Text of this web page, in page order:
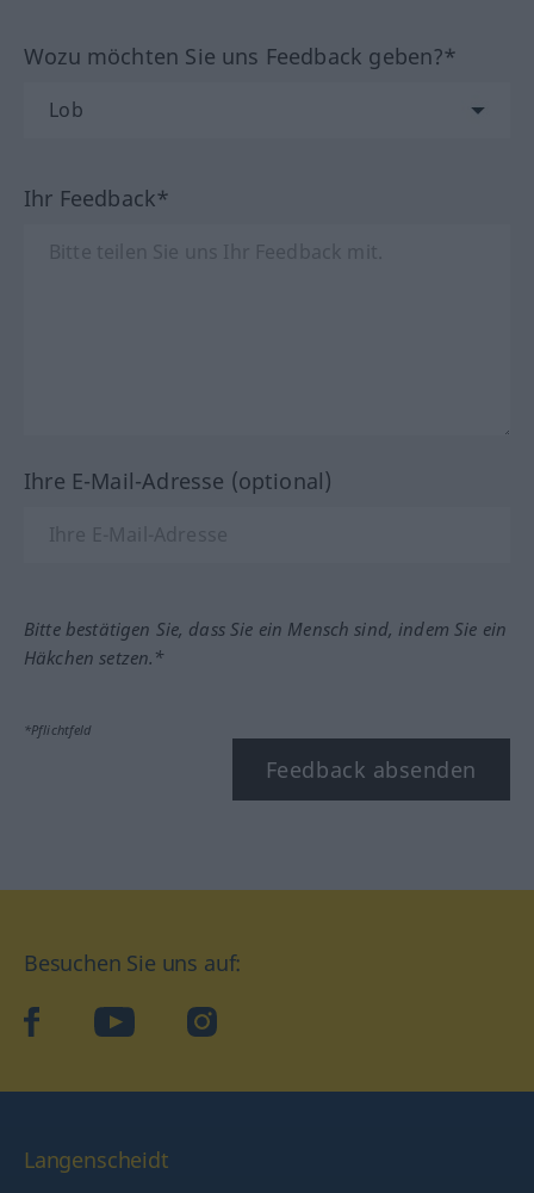
Wozu möchten Sie uns Feedback geben?*
Ihr Feedback*
Ihre E-Mail-Adresse (optional)
Bitte bestätigen Sie, dass Sie ein Mensch sind, indem Sie ein
Häkchen setzen.*
*Pflichtfeld
Feedback absenden
Besuchen Sie uns auf:
facebookYouTube Instagram
Langenscheidt